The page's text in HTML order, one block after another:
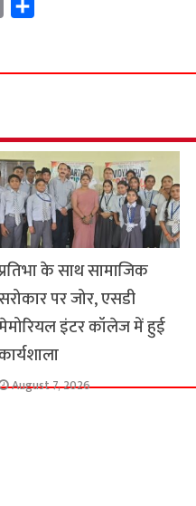
y
n
k
r
के साथ सामाजिक
पर जोर, एसडी
इंटर कॉलेज में हुई
August 7, 2026